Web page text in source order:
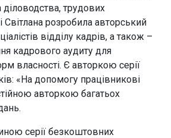
діловодства, трудових
Світлана розробила авторський
відділу кадрів, а також –
кадрового аудиту для
власності. Є авторкою серії
«На допомогу працівникові
авторкою багатьох
серії безкоштовних